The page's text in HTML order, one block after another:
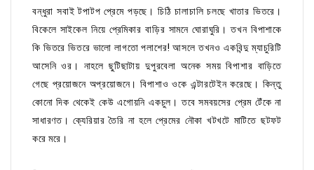
বন্ধুরা সবাই টপাটপ প্রেমে পড়ছে। চিঠি চালাচালি চলছে খাতার ভিতরে।
বিকেলে সাইকেল নিয়ে প্রেমিকার বাড়ির সামনে ঘোরাঘুরি। তখন বিপাশাকে
কি ভিতরে ভিতরে ভালো লাগতো পলাশের! আসলে তখনও একবিন্দু ম্যাচুরিটি
আসেনি ওর। নাহলে ছুটিছাটায় দুপুরবেলা অনেক সময় বিপাশার বাড়িতে
গেছে প্রয়োজনে অপ্রয়োজনে। বিপাশাও ওকে এন্টারটেইন করেছে। কিন্তু
কোনো দিক থেকেই কেউ এগোয়নি একচুল। তবে সমবয়সের প্রেম টেঁকে না
সাধারণত। ক্যেরিয়ার তৈরি না হলে প্রেমের নৌকা খটখটে মাটিতে ছটফট
করে মরে।